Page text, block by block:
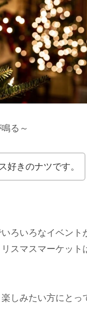
る～
好きのナツです。
ろいろなイベント
スマスマーケット
しみたい方にとっ